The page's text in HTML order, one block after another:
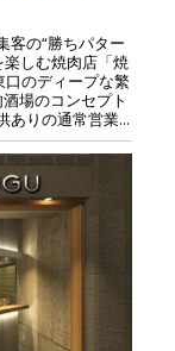
客の“勝ちパター
しむ焼肉店「焼
口のディープな繁
場のコンセプト
ありの通常営業...